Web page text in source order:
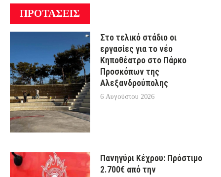
ΠΡΟΤΑΣΕΙΣ
Στο τελικό στάδιο οι
εργασίες για το νέο
Κηποθέατρο στο Πάρκο
Προσκόπων της
Αλεξανδρούπολης
6 Αυγούστου 2026
Πανηγύρι Κέχρου: Πρόστιμο
2.700€ από την